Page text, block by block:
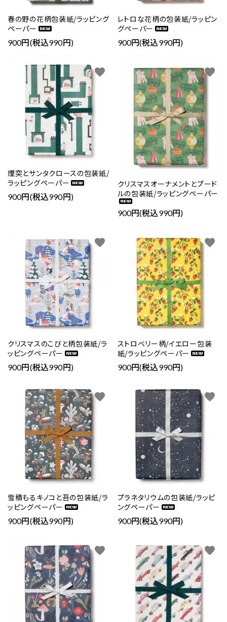
春の野の花柄包装紙/ラッピング
ペーパー
900円(税込990円)
レトロな花柄の包装紙/ラッピン
グペーパー
900円(税込990円)
煙突とサンタクロースの包装紙/
ラッピングペーパー
900円(税込990円)
favorite
クリスマスオーナメントとプード
ルの包装紙/ラッピングペーパー
900円(税込990円)
favorite
クリスマスのこびと柄包装紙/ラ
ッピングペーパー
900円(税込990円)
favorite
ストロベリー柄/イエロー包装
紙/ラッピングペーパー
900円(税込990円)
favorite
雪積もるキノコと苔の包装紙/ラ
ッピングペーパー
900円(税込990円)
favorite
プラネタリウムの包装紙/ラッピ
ングペーパー
900円(税込990円)
favorite
favorite favorite
カテゴリー